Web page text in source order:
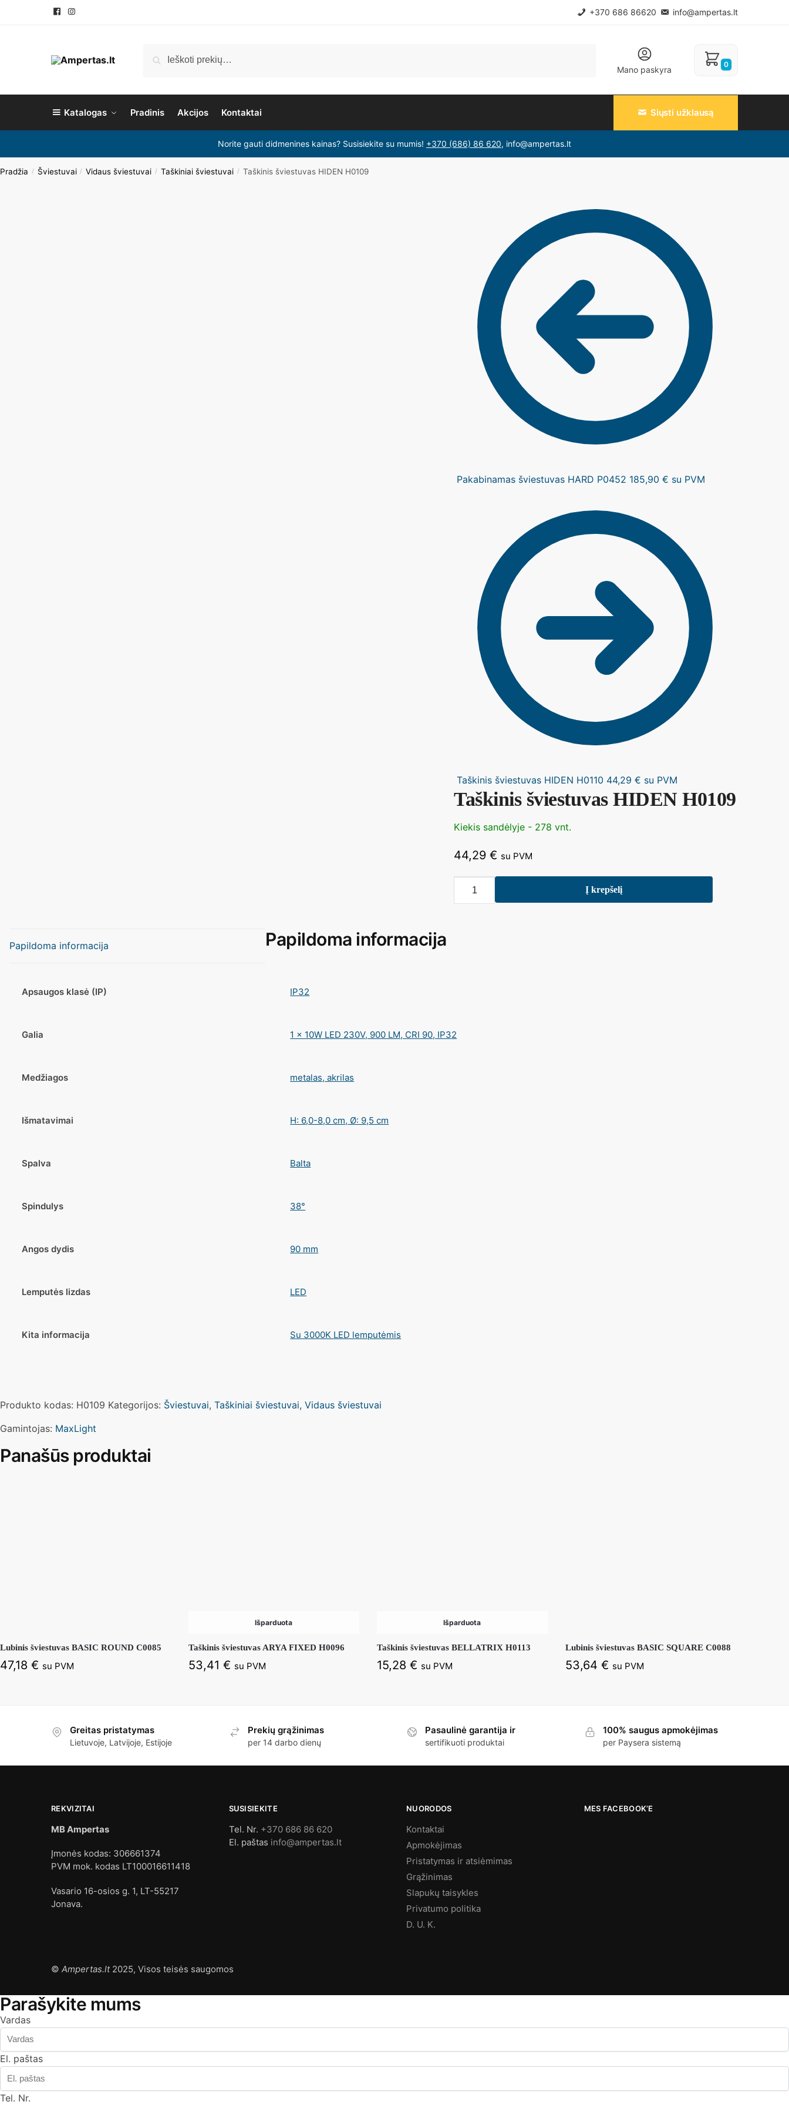
+370 686 86620 info@ampertas.lt
Mano paskyra
0
Katalogas Pradinis Akcijos Kontaktai Siųsti užklausą
Norite gauti didmenines kainas? Susisiekite su mumis! +370 (686) 86 620, info@ampertas.lt
Pradžia / Šviestuvai / Vidaus šviestuvai / Taškiniai šviestuvai / Taškinis šviestuvas HIDEN H0109
Pakabinamas šviestuvas HARD P0452 185,90€ su PVM
Taškinis šviestuvas HIDEN H0110 44,29€ su PVM
Taškinis šviestuvas HIDEN H0109
Kiekis sandėlyje - 278 vnt.
44,29€ su PVM
kiekis:
Į krepšelį
Papildoma informacija Papildoma informacija
Apsaugos klasė (IP) IP32
Galia 1 x 10W LED 230V, 900 LM, CRI 90, IP32
Medžiagos metalas, akrilas
Išmatavimai H: 6,0-8,0 cm, Ø: 9,5 cm
Spalva Balta
Spindulys 38°
Angos dydis 90 mm
Lemputės lizdas LED
Kita informacija Su 3000K LED lemputėmis
Produkto kodas: H0109 Kategorijos: Šviestuvai, Taškiniai šviestuvai, Vidaus šviestuvai
Gamintojas: MaxLight
Panašūs produktai
Lubinis šviestuvas BASIC ROUND C0085
47,18 € su PVM
Išparduota
Taškinis šviestuvas ARYA FIXED H0096
53,41 € su PVM
Išparduota
Taškinis šviestuvas BELLATRIX H0113
15,28 € su PVM
Lubinis šviestuvas BASIC SQUARE C0088
53,64 € su PVM
Greitas pristatymas
Lietuvoje, Latvijoje, Estijoje
Prekių grąžinimas
per 14 darbo dienų
Pasaulinė garantija ir
sertifikuoti produktai
100% saugus apmokėjimas
per Paysera sistemą
REKVIZITAI
MB Ampertas
Įmonės kodas: 306661374
PVM mok. kodas LT100016611418
Vasario 16-osios g. 1, LT-55217
Jonava.
SUSISIEKITE
Tel. Nr. +370 686 86 620
El. paštas info@ampertas.lt
NUORODOS
Kontaktai
Apmokėjimas
Pristatymas ir atsiėmimas
Grąžinimas
Slapukų taisykles
Privatumo politika
D. U. K.
MES FACEBOOK’E
© Ampertas.lt2025, Visos teisės saugomos
Parašykite mums
Vardas
El. paštas
Tel. Nr.